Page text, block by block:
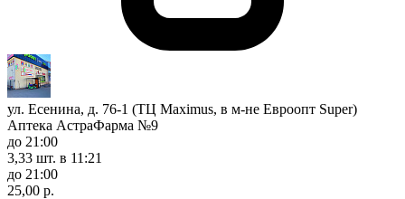
ул. Есенина, д. 76-1 (ТЦ Maximus, в м-не Евроопт Super)
Аптека АстраФарма №9
до 21:00
3,33 шт. в 11:21
до 21:00
25,00 р.